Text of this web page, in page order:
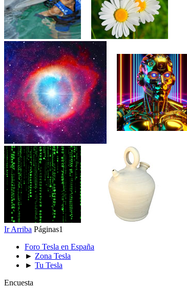
Ir Arriba Páginas1
Foro Tesla en España
► Zona Tesla
► Tu Tesla
Encuesta